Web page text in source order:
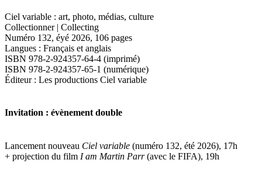
Ciel variable : art, photo, médias, culture
Collectionner | Collecting
Numéro 132, éyé 2026, 106 pages
Langues : Français et anglais
ISBN 978-2-924357-64-4 (imprimé)
ISBN 978-2-924357-65-1 (numérique)
Éditeur : Les productions Ciel variable
Invitation : évènement double
Lancement nouveau Ciel variable (numéro 132, été 2026), 17h
+ projection du film I am Martin Parr(avec le FIFA), 19h